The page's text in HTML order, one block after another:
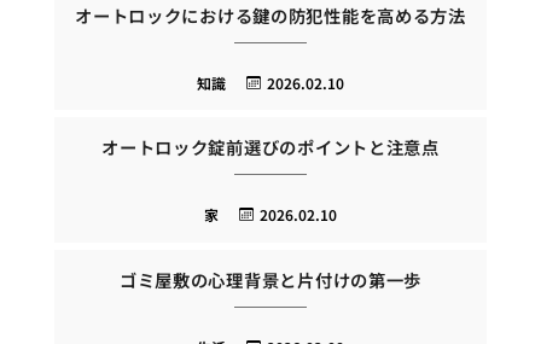
オートロックにおける鍵の防犯性能を高める方法
2026.02.10
知識
オートロック錠前選びのポイントと注意点
2026.02.10
家
ゴミ屋敷の心理背景と片付けの第一歩